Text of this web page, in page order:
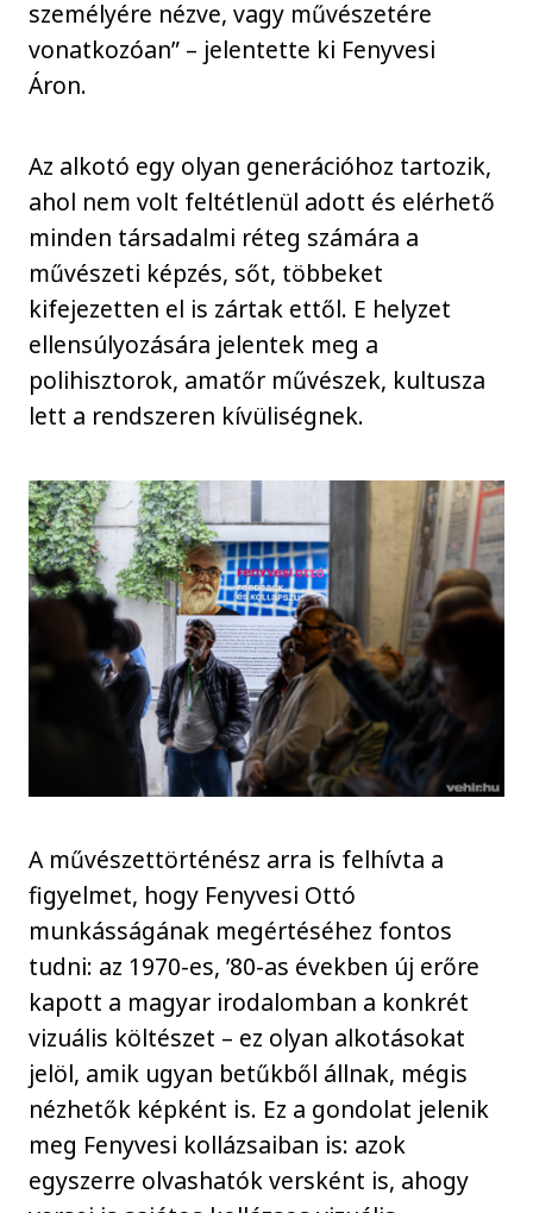
személyére nézve, vagy művészetére
vonatkozóan” – jelentette ki Fenyvesi
Áron.
Az alkotó egy olyan generációhoz tartozik,
ahol nem volt feltétlenül adott és elérhető
minden társadalmi réteg számára a
művészeti képzés, sőt, többeket
kifejezetten el is zártak ettől. E helyzet
ellensúlyozására jelentek meg a
polihisztorok, amatőr művészek, kultusza
lett a rendszeren kívüliségnek.
A művészettörténész arra is felhívta a
figyelmet, hogy Fenyvesi Ottó
munkásságának megértéséhez fontos
tudni: az 1970-es, ’80-as években új erőre
kapott a magyar irodalomban a konkrét
vizuális költészet – ez olyan alkotásokat
jelöl, amik ugyan betűkből állnak, mégis
nézhetők képként is. Ez a gondolat jelenik
meg Fenyvesi kollázsaiban is: azok
egyszerre olvashatók versként is, ahogy